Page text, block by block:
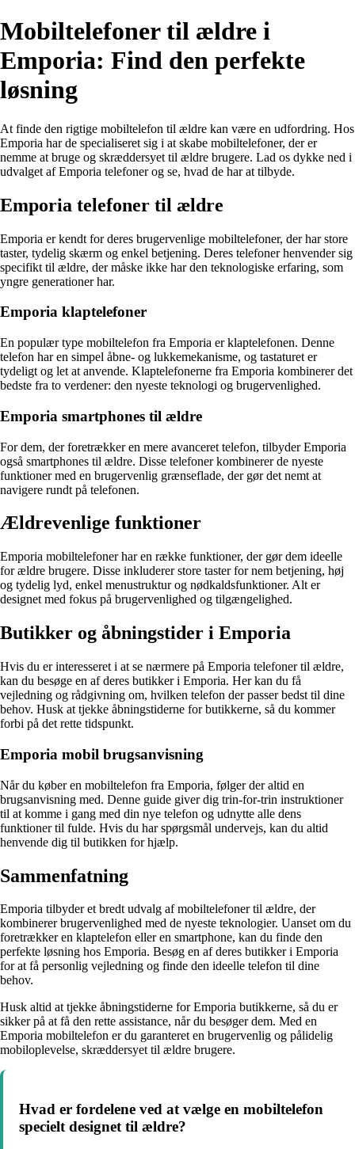
Mobiltelefoner til ældre i
Emporia: Find den perfekte
løsning
At finde den rigtige mobiltelefon til ældre kan være en udfordring. Hos
Emporia har de specialiseret sig i at skabe mobiltelefoner, der er
nemme at bruge og skræddersyet til ældre brugere. Lad os dykke ned i
udvalget af Emporia telefoner og se, hvad de har at tilbyde.
Emporia telefoner til ældre
Emporia er kendt for deres brugervenlige mobiltelefoner, der har store
taster, tydelig skærm og enkel betjening. Deres telefoner henvender sig
specifikt til ældre, der måske ikke har den teknologiske erfaring, som
yngre generationer har.
Emporia klaptelefoner
En populær type mobiltelefon fra Emporia er klaptelefonen. Denne
telefon har en simpel åbne- og lukkemekanisme, og tastaturet er
tydeligt og let at anvende. Klaptelefonerne fra Emporia kombinerer det
bedste fra to verdener: den nyeste teknologi og brugervenlighed.
Emporia smartphones til ældre
For dem, der foretrækker en mere avanceret telefon, tilbyder Emporia
også smartphones til ældre. Disse telefoner kombinerer de nyeste
funktioner med en brugervenlig grænseflade, der gør det nemt at
navigere rundt på telefonen.
Ældrevenlige funktioner
Emporia mobiltelefoner har en række funktioner, der gør dem ideelle
for ældre brugere. Disse inkluderer store taster for nem betjening, høj
og tydelig lyd, enkel menustruktur og nødkaldsfunktioner. Alt er
designet med fokus på brugervenlighed og tilgængelighed.
Butikker og åbningstider i Emporia
Hvis du er interesseret i at se nærmere på Emporia telefoner til ældre,
kan du besøge en af deres butikker i Emporia. Her kan du få
vejledning og rådgivning om, hvilken telefon der passer bedst til dine
behov. Husk at tjekke åbningstiderne for butikkerne, så du kommer
forbi på det rette tidspunkt.
Emporia mobil brugsanvisning
Når du køber en mobiltelefon fra Emporia, følger der altid en
brugsanvisning med. Denne guide giver dig trin-for-trin instruktioner
til at komme i gang med din nye telefon og udnytte alle dens
funktioner til fulde. Hvis du har spørgsmål undervejs, kan du altid
henvende dig til butikken for hjælp.
Sammenfatning
Emporia tilbyder et bredt udvalg af mobiltelefoner til ældre, der
kombinerer brugervenlighed med de nyeste teknologier. Uanset om du
foretrækker en klaptelefon eller en smartphone, kan du finde den
perfekte løsning hos Emporia. Besøg en af deres butikker i Emporia
for at få personlig vejledning og finde den ideelle telefon til dine
behov.
Husk altid at tjekke åbningstiderne for Emporia butikkerne, så du er
sikker på at få den rette assistance, når du besøger dem. Med en
Emporia mobiltelefon er du garanteret en brugervenlig og pålidelig
mobiloplevelse, skræddersyet til ældre brugere.
Hvad er fordelene ved at vælge en mobiltelefon
specielt designet til ældre?